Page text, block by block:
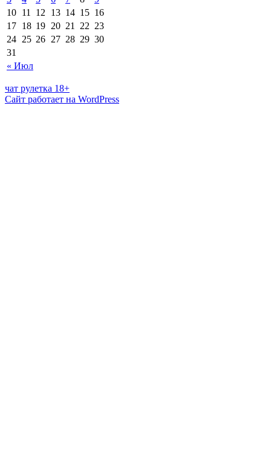
« Июл
10 11 12 13 14 15 16
17 18 19 20 21 22 23
24 25 26 27 28 29 30
31
чат рулетка 18+
Сайт работает на WordPress